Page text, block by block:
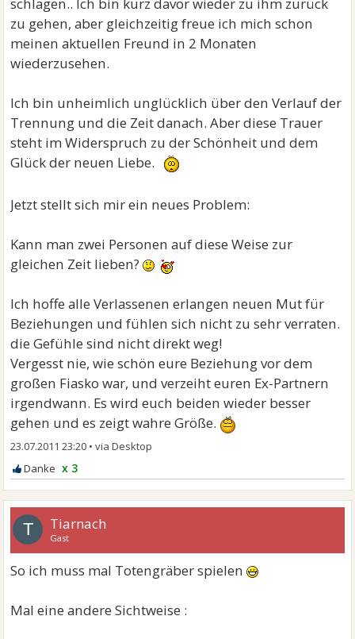
schlagen.. Ich bin kurz davor wieder zu ihm zurück
zu gehen, aber gleichzeitig freue ich mich schon
meinen aktuellen Freund in 2 Monaten
wiederzusehen.
Ich bin unheimlich unglücklich über den Verlauf der
Trennung und die Zeit danach. Aber diese Trauer
steht im Widerspruch zu der Schönheit und dem
Glück der neuen Liebe.
Jetzt stellt sich mir ein neues Problem:
Kann man zwei Personen auf diese Weise zur
gleichen Zeit lieben?
Ich hoffe alle Verlassenen erlangen neuen Mut für
Beziehungen und fühlen sich nicht zu sehr verraten.
die Gefühle sind nicht direkt weg!
Vergesst nie, wie schön eure Beziehung vor dem
großen Fiasko war, und verzeiht euren Ex-Partnern
irgendwann. Es wird euch beiden wieder besser
gehen und es zeigt wahre Größe.
23.07.2011 23:20 •
x 3
T Tiarnach
Gast
So ich muss mal Totengräber spielen
Mal eine andere Sichtweise :